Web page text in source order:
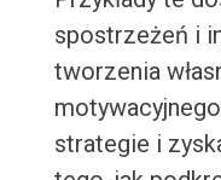
spostrzeżeń i
tworzenia
strategie i